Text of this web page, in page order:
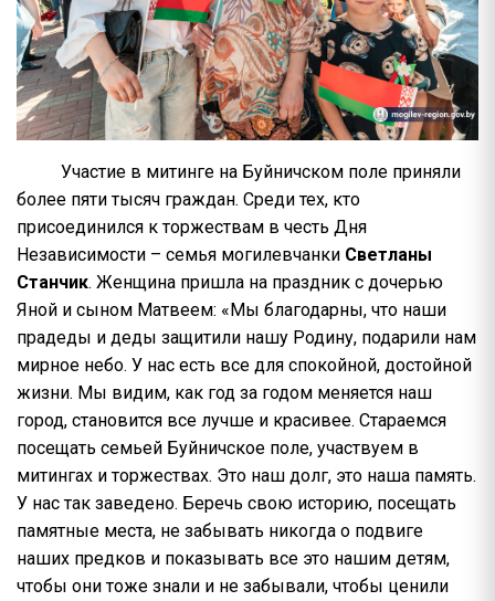
Участие в митинге на Буйничском поле приняли
более пяти тысяч граждан. Среди тех, кто
присоединился к торжествам в честь Дня
Независимости – семья могилевчанки Светланы
Станчик. Женщина пришла на праздник с дочерью
Яной и сыном Матвеем: «Мы благодарны, что наши
прадеды и деды защитили нашу Родину, подарили нам
мирное небо. У нас есть все для спокойной, достойной
жизни. Мы видим, как год за годом меняется наш
город, становится все лучше и красивее. Стараемся
посещать семьей Буйничское поле, участвуем в
митингах и торжествах. Это наш долг, это наша память.
У нас так заведено. Беречь свою историю, посещать
памятные места, не забывать никогда о подвиге
наших предков и показывать все это нашим детям,
чтобы они тоже знали и не забывали, чтобы ценили